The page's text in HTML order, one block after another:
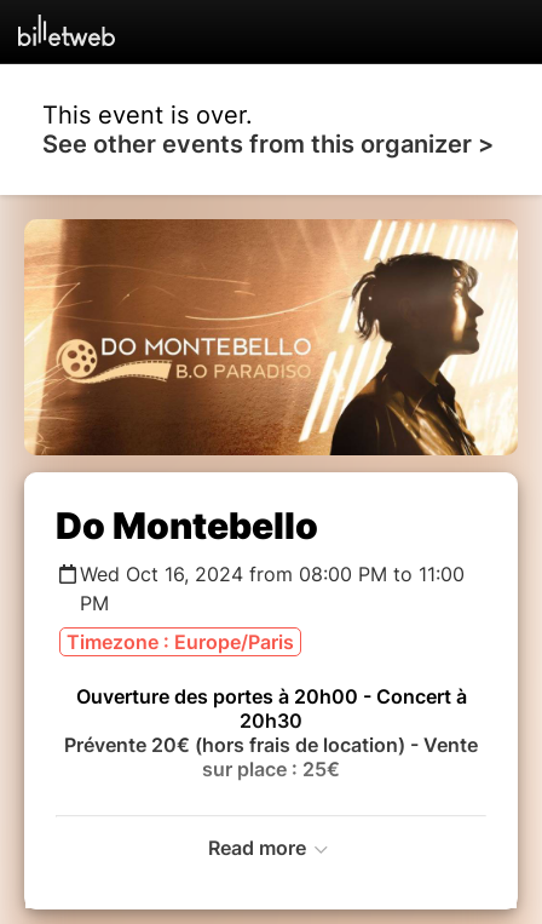
This event is over.
See other events from this organizer >
Do Montebello
Wed Oct 16, 2024 from 08:00 PM to 11:00
PM
Timezone : Europe/Paris
Ouverture des portes à 20h00 - Concert à
20h30
Prévente 20€ (hors frais de location) - Vente
sur place : 25€
En partenariat avec le festival
Après deux albums inspirés de sa vie de cœur
Read more